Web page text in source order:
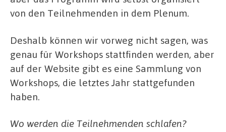
von den Teilnehmenden in dem Plenum.
Deshalb können wir vorweg nicht sagen, was
genau für Workshops stattfinden werden, aber
auf der Website gibt es eine Sammlung von
Workshops, die letztes Jahr stattgefunden
haben.
Wo werden die Teilnehmenden schlafen?